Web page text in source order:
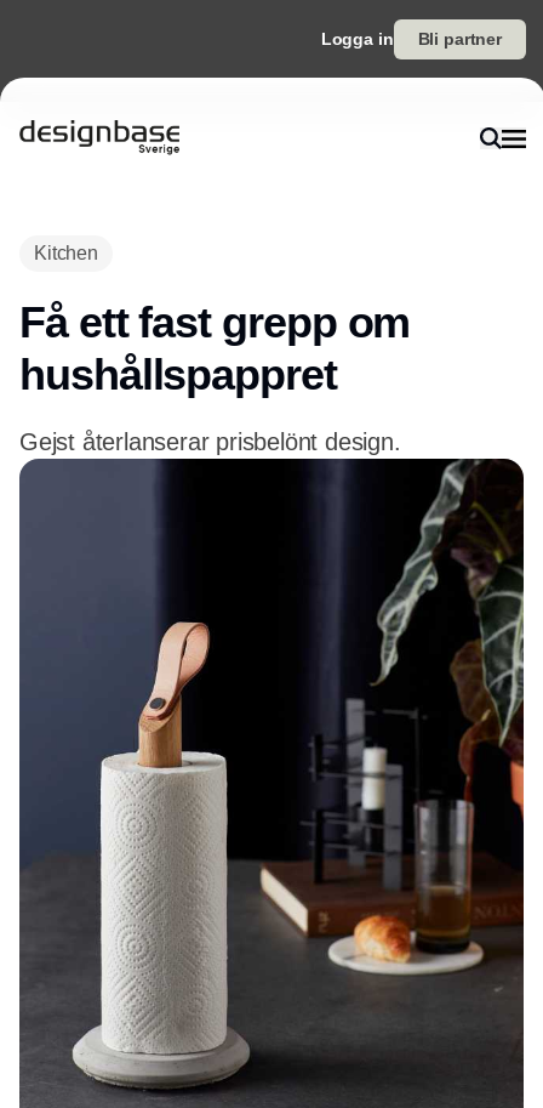
Logga in Bli partner
Kitchen
Få ett fast grepp om
hushållspappret
Gejst återlanserar prisbelönt design.